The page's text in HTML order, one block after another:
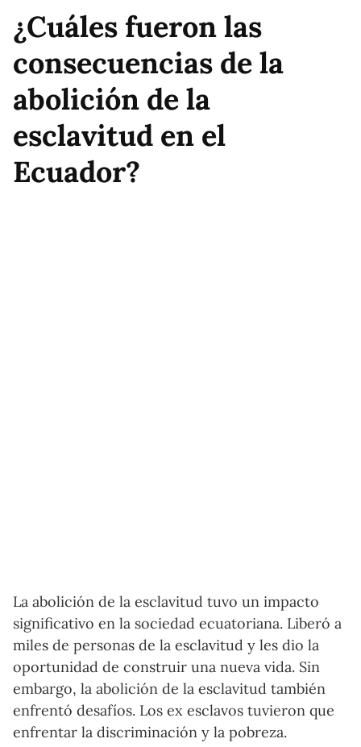
¿Cuáles fueron las
consecuencias de la
abolición de la
esclavitud en el
Ecuador?
La abolición de la esclavitud tuvo un impacto
significativo en la sociedad ecuatoriana. Liberó a
miles de personas de la esclavitud y les dio la
oportunidad de construir una nueva vida. Sin
embargo, la abolición de la esclavitud también
enfrentó desafíos. Los ex esclavos tuvieron que
enfrentar la discriminación y la pobreza.